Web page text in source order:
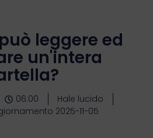
leggere ed
un'intera
06:00
Hale lucido
2025-11-05